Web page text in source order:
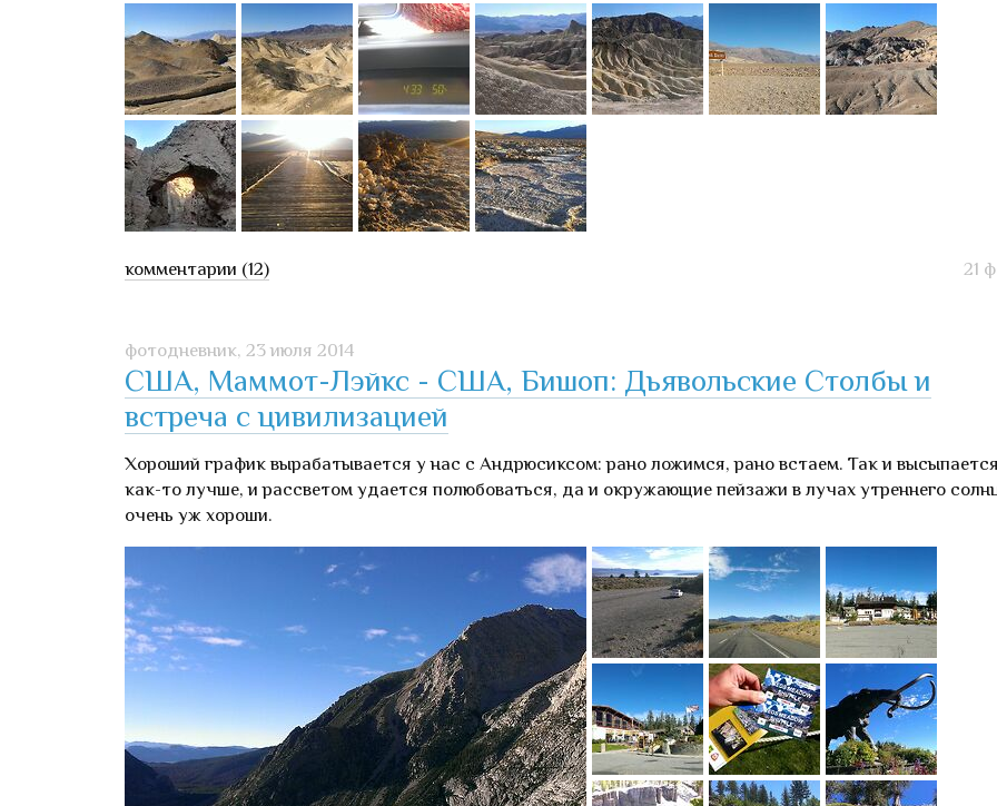
комментарии (12) 21
фотодневник, 23 июля 2014
США, Маммот-Лэйкс - США, Бишоп: Дьявольские Столбы и
встреча с цивилизацией
Хороший график вырабатывается у нас с Андрюсиксом: рано ложимся, рано встаем. Так и высыпается
как-то лучше, и рассветом удается полюбоваться, да и окружающие пейзажи в лучах утреннего
очень уж хороши.